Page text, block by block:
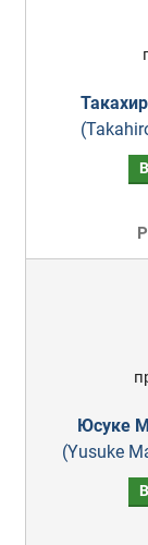
Юсуке
(Yusuke